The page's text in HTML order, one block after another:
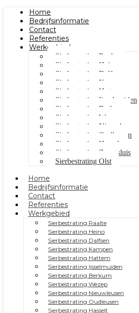
Home
Bedrijfsinformatie
Contact
Referenties
Werkgebied
Sierbestrating Raalte
Sierbestrating Heino
Sierbestrating Dalfsen
Sierbestrating Kampen
Sierbestrating Hattem
Sierbestrating Ijsselmuiden
Sierbestrating Berkum
Sierbestrating Wezep
Sierbestrating Nieuwleusen
Sierbestrating Oudleusen
Sierbestrating Hasselt
Sierbestrating Zwartsluis
Sierbestrating Olst
Home
Bedrijfsinformatie
Contact
Referenties
Werkgebied
Sierbestrating Raalte
Sierbestrating Heino
Sierbestrating Dalfsen
Sierbestrating Kampen
Sierbestrating Hattem
Sierbestrating Ijsselmuiden
Sierbestrating Berkum
Sierbestrating Wezep
Sierbestrating Nieuwleusen
Sierbestrating Oudleusen
Sierbestrating Hasselt